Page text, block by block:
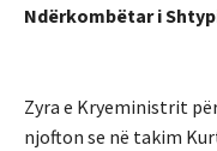
Ndërkombëtar i
Zyra e Kryeministrit
njofton se në takim